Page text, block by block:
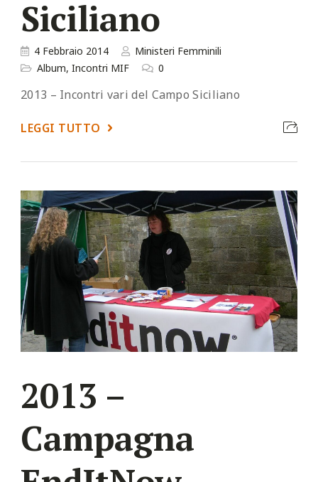
Siciliano
4 Febbraio 2014
Ministeri Femminili
Album, Incontri MIF 0
2013 – Incontri vari del Campo Siciliano
LEGGI TUTTO
2013 –
Campagna